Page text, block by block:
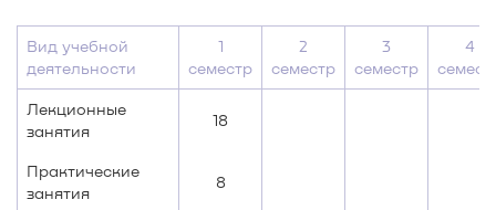
Вид учебной
деятельности
1
семестр
2
семестр
3
семестр
4
Лекционные
занятия
18
Практические
занятия
8